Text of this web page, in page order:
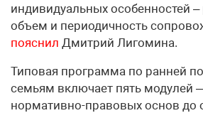
индивидуальных особенностей
объем и периодичность
пояснил Дмитрий Лигомина.
Типовая программа по ранней
семьям включает пять модулей
нормативно-правовых основ до